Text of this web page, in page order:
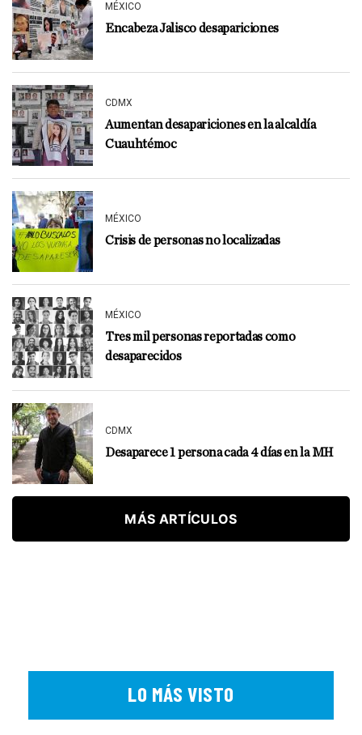
MÉXICO
Encabeza Jalisco desapariciones
CDMX
Aumentan desapariciones en la alcaldía
Cuauhtémoc
MÉXICO
Crisis de personas no localizadas
MÉXICO
Tres mil personas reportadas como
desaparecidos
CDMX
Desaparece 1 persona cada 4 días en la MH
MÁS ARTÍCULOS
LO MÁS VISTO